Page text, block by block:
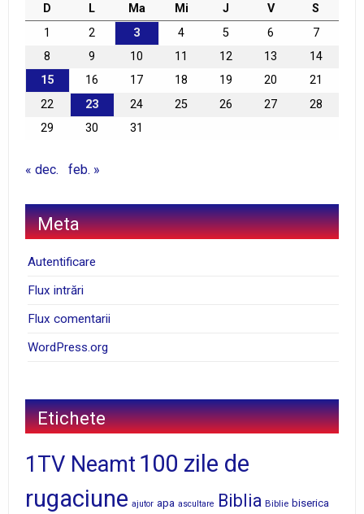
D L Ma Mi J V
S
1
2 3 4 5 6
7
8
9 10 11 12 13
14
15
16 17 18 19 20
21
22
23 24 25 26 27
28
29
30 31
« dec. feb. »
Meta
Autentificare
Flux intrări
Flux comentarii
WordPress.org
Etichete
1TV Neamt 100 zile de
rugaciune ajutor apa ascultare Biblia Biblie biserica